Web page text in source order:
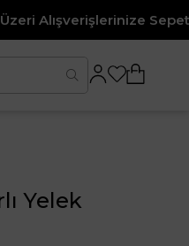
Sepette %10 İndirim
Yelek